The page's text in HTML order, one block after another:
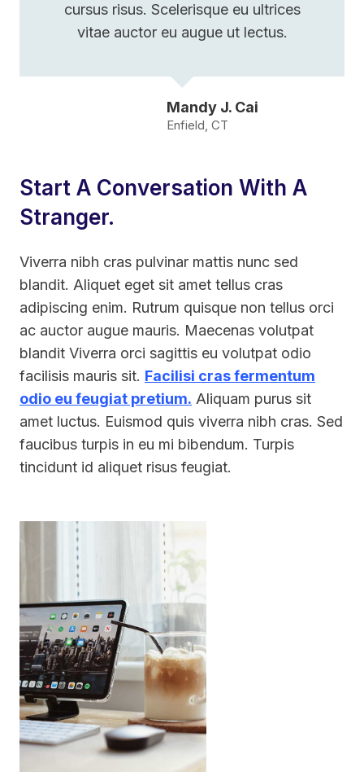
cursus risus. Scelerisque eu ultrices
vitae auctor eu augue ut lectus.
Mandy J. Cai
Enfield, CT
Start A Conversation With A
Stranger.
Viverra nibh cras pulvinar mattis nunc sed
blandit. Aliquet eget sit amet tellus cras
adipiscing enim. Rutrum quisque non tellus orci
ac auctor augue mauris. Maecenas volutpat
blandit Viverra orci sagittis eu volutpat odio
facilisis mauris sit. Facilisi cras fermentum
odio eu feugiat pretium. Aliquam purus sit
amet luctus. Euismod quis viverra nibh cras. Sed
faucibus turpis in eu mi bibendum. Turpis
tincidunt id aliquet risus feugiat.